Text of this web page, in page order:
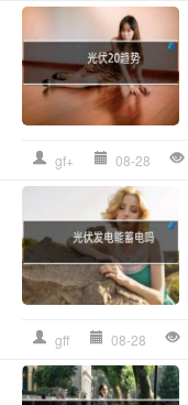
gf+ 08-28
gff 08-28